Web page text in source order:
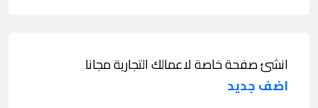
انشئ صفحة خاصة لاعمالك التجارية مجانا
اضف جديد